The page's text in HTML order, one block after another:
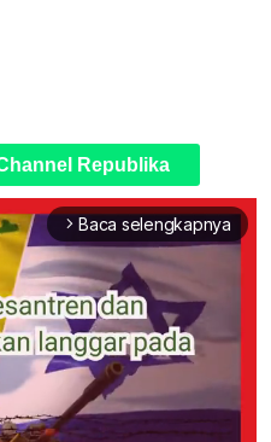
Republika
arrow_forward_ios Baca selengkapnya